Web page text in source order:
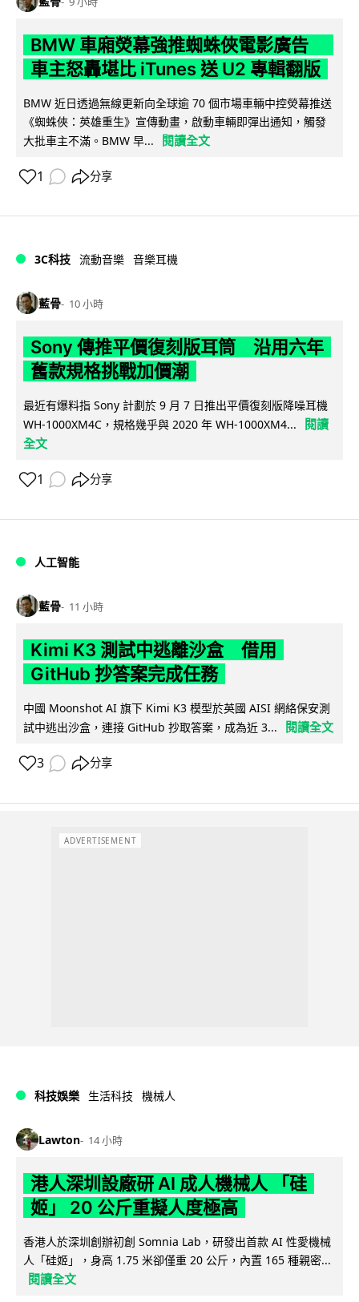
BMW 車廂熒幕強推蜘蛛俠電影廣告
車主怒轟堪比 iTunes 送 U2 專輯翻版
BMW 近日透過無線更新向全球逾 70 個市場車輛中控熒幕推送
《蜘蛛俠：英雄重生》宣傳動畫，啟動車輛即彈出通知，觸發
大批車主不滿。BMW 早...
閱讀全文
1 分享
3C科技 流動音樂 音樂耳機
藍骨 10 小時
Sony 傳推平價復刻版耳筒 沿用六年
舊款規格挑戰加價潮
最近有爆料指 Sony 計劃於 9 月 7 日推出平價復刻版降噪耳機
WH-1000XM4C，規格幾乎與 2020 年 WH-1000XM4...
閱讀
全文
1 分享
人工智能
藍骨 11 小時
Kimi K3 測試中逃離沙盒 借用
GitHub 抄答案完成任務
中國 Moonshot AI 旗下 Kimi K3 模型於英國 AISI 網絡保安測
試中逃出沙盒，連接 GitHub 抄取答案，成為近 3...
閱讀全文
3 分享
ADVERTISEMENT
科技娛樂 生活科技 機械人
Lawton 14 小時
港人深圳設廠研 AI 成人機械人 「硅
姬」 20 公斤重擬人度極高
香港人於深圳創辦初創 Somnia Lab，研發出首款 AI 性愛機械
人「硅姬」，身高 1.75 米卻僅重 20 公斤，內置 165 種親密...
閱讀全文